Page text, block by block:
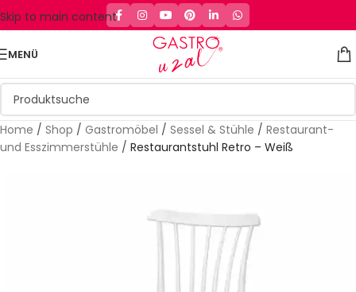
Skip to main content
MENÜ
Home / Shop / Gastromöbel / Sessel & Stühle / Restaurant-
und Esszimmerstühle / Restaurantstuhl Retro – Weiß